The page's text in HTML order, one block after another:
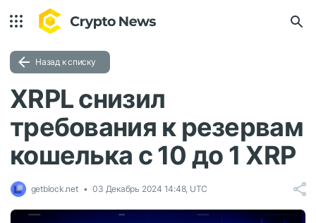
Назад к списку
XRPL снизил
требования к резервам
кошелька с 10 до 1 XRP
getblock.net 03 Декабрь 2024 14:48, UTC